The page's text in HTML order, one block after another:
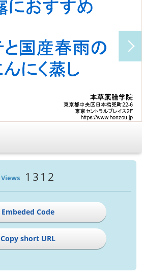
Views 1312
Embeded Code
Copy short URL